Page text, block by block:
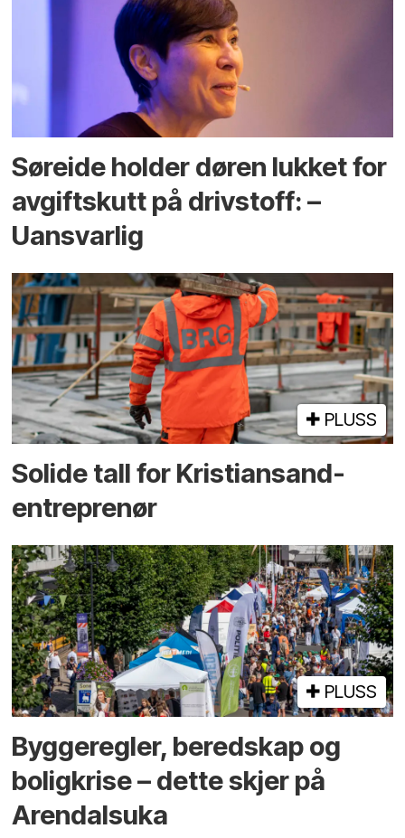
Søreide holder døren lukket for
avgiftskutt på drivstoff: –
Uansvarlig
PLUSS
Solide tall for Kristiansand-
entreprenør
PLUSS
Bygge­regler, beredskap og
bolig­krise – dette skjer på
Arendals­uka